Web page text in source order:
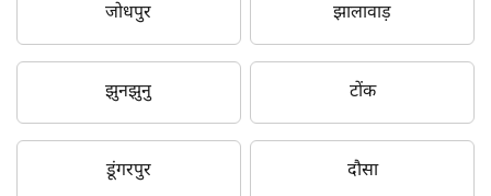
जोधपुर झालावाड़
झुनझुनु टोंक
डूंगरपुर दौसा